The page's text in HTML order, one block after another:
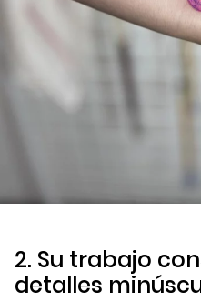
2. Su trabajo
detalles